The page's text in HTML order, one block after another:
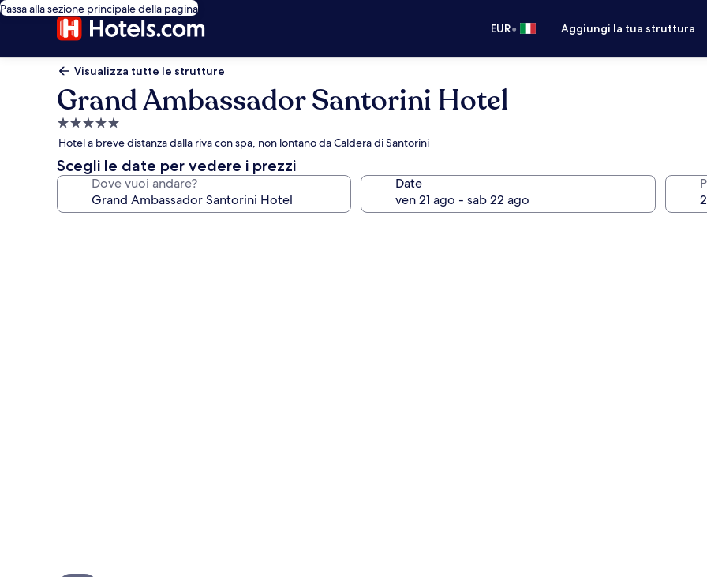
Passa alla sezione principale della pagina
EUR• Aggiungi la tua struttura
Visualizza tutte le strutture
Grand Ambassador Santorini Hotel
Struttura
a
5.0
stelle
Hotel a breve distanza dalla riva con spa, non lontano da Caldera di Santorini
Scegli le date per vedere i prezzi
Dove vuoi andare? Date